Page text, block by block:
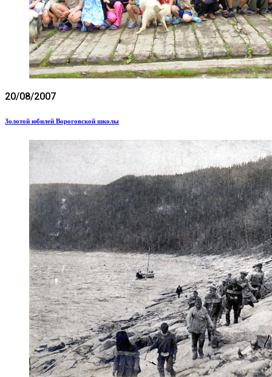
20/08/2007
Золотой юбилей Вороговской школы